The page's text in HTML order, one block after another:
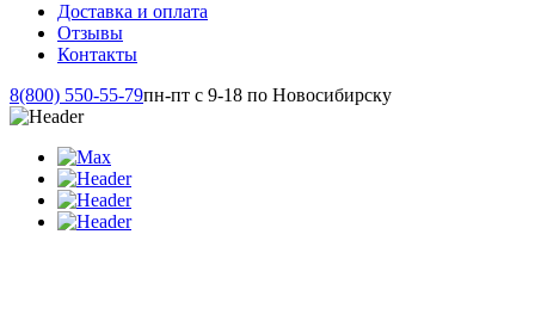
Доставка и оплата
Отзывы
Контакты
8(800) 550-55-79пн-пт с 9-18 по Новосибирску